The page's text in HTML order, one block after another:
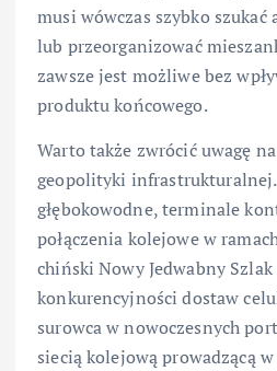
musi wówczas szybko
lub przeorganizować
zawsze jest możliwe bez
produktu końcowego.
Warto także zwrócić uwagę
geopolityki
głębokowodne, terminale
połączenia kolejowe w
chiński Nowy Jedwabny
konkurencyjności dostaw
surowca w nowoczesnych
siecią kolejową prowadzącą